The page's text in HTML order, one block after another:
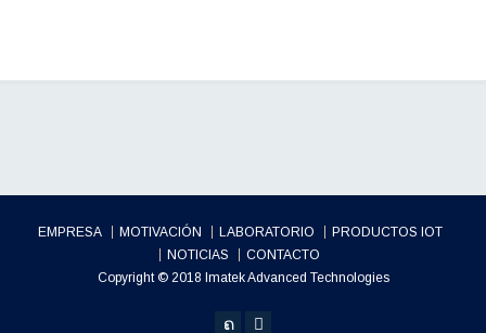
EMPRESA MOTIVACIÓN LABORATORIO
PRODUCTOS IOT
NOTICIAS
CONTACTO
Copyright © 2018 Imatek Advanced Technologies